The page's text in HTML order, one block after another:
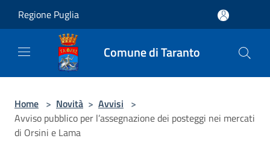
Regione Puglia
Comune di Taranto
Home > Novità > Avvisi >
Avviso pubblico per l’assegnazione dei posteggi nei mercati
di Orsini e Lama